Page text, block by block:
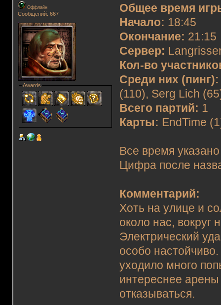
Оффлайн
Сообщений: 667
Awards
Общее время
Начало: 18:45
Окончание: 21:15
Сервер:
Кол-во
Среди них (пинг):
(110), Serg Lich
Всего партий: 1
Карты: EndTime
Все время
Цифра после
Комментарий:
Хоть на улице и
около нас, вокруг
Электрический
особо
уходило много
интереснее
отказываться.